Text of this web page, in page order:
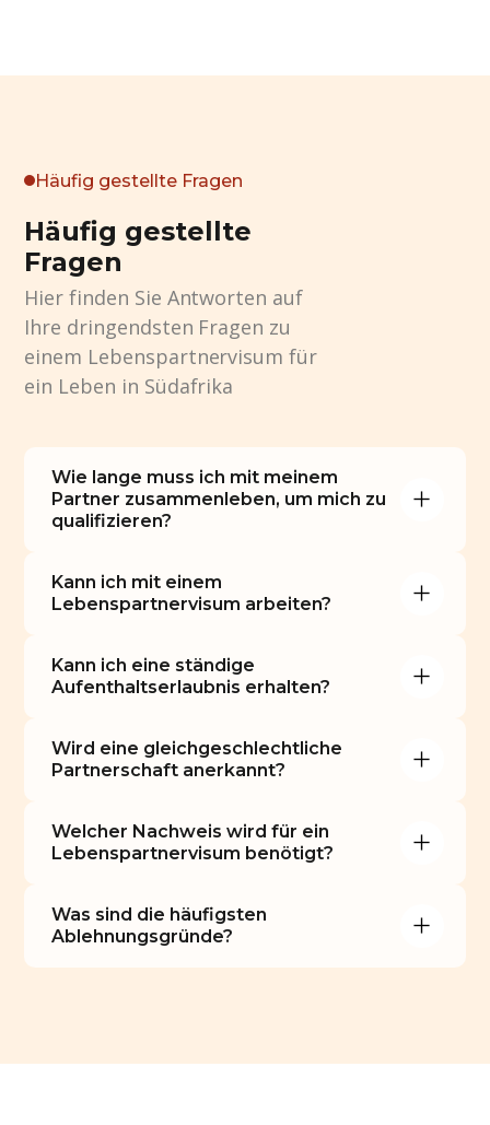
Häufig gestellte Fragen
Häufig gestellte
Fragen
Hier finden Sie Antworten auf
Ihre dringendsten Fragen zu
einem Lebenspartnervisum für
ein Leben in Südafrika
Wie lange muss ich mit meinem
Partner zusammenleben, um mich zu
qualifizieren?
Kann ich mit einem
Lebenspartnervisum arbeiten?
Kann ich eine ständige
Aufenthaltserlaubnis erhalten?
Wird eine gleichgeschlechtliche
Partnerschaft anerkannt?
Welcher Nachweis wird für ein
Lebenspartnervisum benötigt?
Was sind die häufigsten
Ablehnungsgründe?